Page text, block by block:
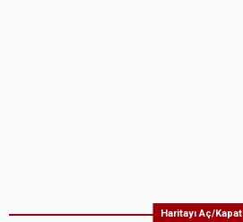
Haritayı Aç/Kapat